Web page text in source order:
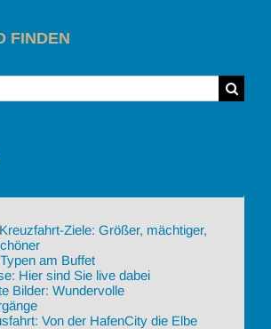
FINDEN
Ziele: Größer, mächtiger,
am Buffet
Hier sind Sie live dabei
Bilder: Wundervolle
Von der HafenCity die Elbe